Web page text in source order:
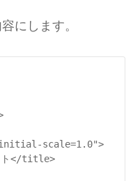
にします。
initial-scale=1.0">